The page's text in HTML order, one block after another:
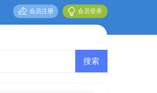
会员登录
会员注册